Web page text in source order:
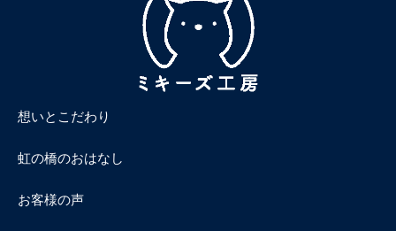
想いとこだわり
虹の橋のおはなし
お客様の声